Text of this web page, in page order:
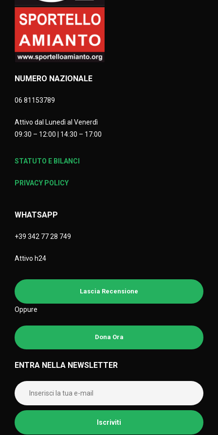
NUMERO NAZIONALE
06 81153789
Attivo dal Lunedì al Venerdì
09:30 – 12:00 | 14:30 – 17:00
STATUTO E BILANCI
PRIVACY POLICY
WHATSAPP
+39 342 77 28 749
Attivo h24
Lascia Recensione
Oppure
Dona Ora
ENTRA NELLA NEWSLETTER